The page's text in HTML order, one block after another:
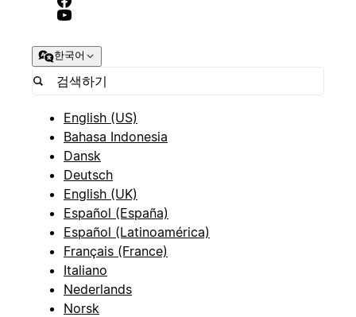
한국어
English (US)
Bahasa Indonesia
Dansk
Deutsch
English (UK)
Español (España)
Español (Latinoamérica)
Français (France)
Italiano
Nederlands
Norsk